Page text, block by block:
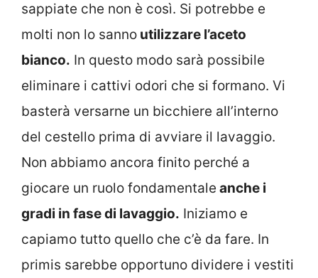
sappiate che non è così. Si potrebbe e
molti non lo sanno utilizzare l’aceto
bianco. In questo modo sarà possibile
eliminare i cattivi odori che si formano. Vi
basterà versarne un bicchiere all’interno
del cestello prima di avviare il lavaggio.
Non abbiamo ancora finito perché a
giocare un ruolo fondamentale anche i
gradi in fase di lavaggio. Iniziamo e
capiamo tutto quello che c’è da fare. In
primis sarebbe opportuno dividere i vestiti